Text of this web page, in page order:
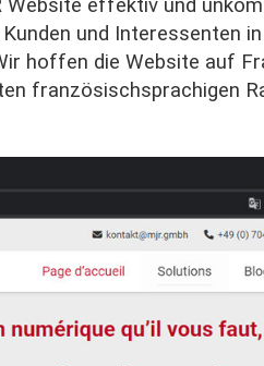
effektiv und
und Interessenten
hoffen die Website auf
französischsprachigen